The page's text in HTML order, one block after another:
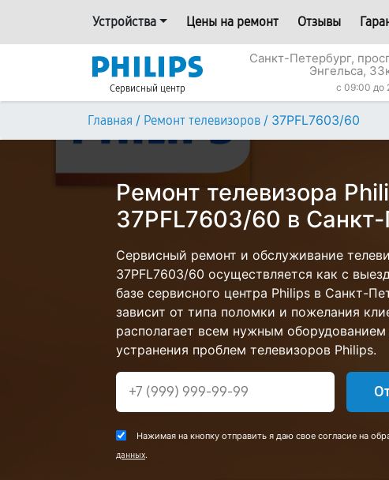
Устройства Цены на ремонт Отзывы
Сервисный центр
Санкт-Петербург,
Энгельса,
c 09:00 до
Главная / Ремонт телевизоров / 37PFL7603/60
Ремонт телевизора
37PFL7603/60 в Санкт-
Сервисный ремонт и обслуживание
37PFL7603/60 осуществляется как с
базе сервисного центра Philips в Санкт-
зависит от типа поломки и пожелания
располагает всем нужным оборудованием
устранения проблем телевизоров Philips.
Нажимая на кнопку отправить я даю свое согласие на
данных.